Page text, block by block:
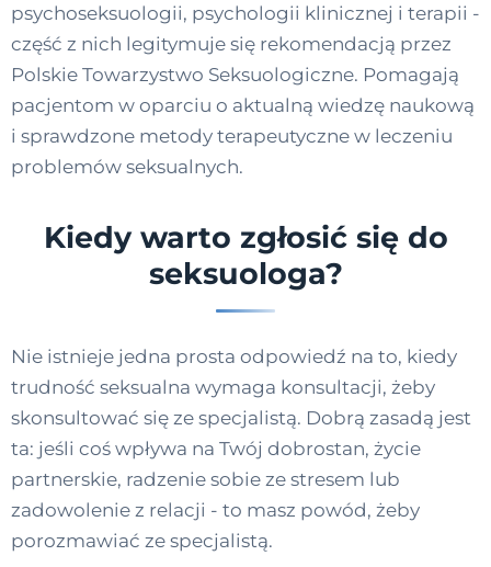
psychoseksuologii, psychologii klinicznej i terapii -
część z nich legitymuje się rekomendacją przez
Polskie Towarzystwo Seksuologiczne. Pomagają
pacjentom w oparciu o aktualną wiedzę naukową
i sprawdzone metody terapeutyczne w leczeniu
problemów seksualnych.
Kiedy warto zgłosić się do
seksuologa?
Nie istnieje jedna prosta odpowiedź na to, kiedy
trudność seksualna wymaga konsultacji, żeby
skonsultować się ze specjalistą. Dobrą zasadą jest
ta: jeśli coś wpływa na Twój dobrostan, życie
partnerskie, radzenie sobie ze stresem lub
zadowolenie z relacji - to masz powód, żeby
porozmawiać ze specjalistą.